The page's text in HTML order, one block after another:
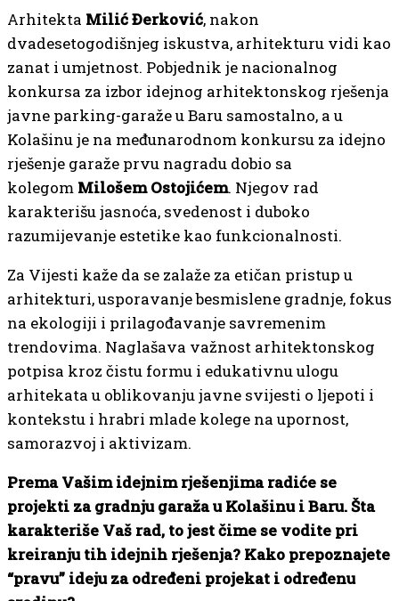
Arhitekta Milić Đerković, nakon
dvadesetogodišnjeg iskustva, arhitekturu vidi kao
zanat i umjetnost. Pobjednik je nacionalnog
konkursa za izbor idejnog arhitektonskog rješenja
javne parking-garaže u Baru samostalno, a u
Kolašinu je na međunarodnom konkursu za idejno
rješenje garaže prvu nagradu dobio sa
kolegom Milošem Ostojićem. Njegov rad
karakterišu jasnoća, svedenost i duboko
razumijevanje estetike kao funkcionalnosti.
Za Vijesti kaže da se zalaže za etičan pristup u
arhitekturi, usporavanje besmislene gradnje, fokus
na ekologiji i prilagođavanje savremenim
trendovima. Naglašava važnost arhitektonskog
potpisa kroz čistu formu i edukativnu ulogu
arhitekata u oblikovanju javne svijesti o ljepoti i
kontekstu i hrabri mlade kolege na upornost,
samorazvoj i aktivizam.
Prema Vašim idejnim rješenjima radiće se
projekti za gradnju garaža u Kolašinu i Baru. Šta
karakteriše Vaš rad, to jest čime se vodite pri
kreiranju tih idejnih rješenja? Kako prepoznajete
“pravu” ideju za određeni projekat i određenu